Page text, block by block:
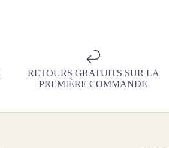
RETOURS GRATUITS SUR LA
PREMIÈRE COMMANDE